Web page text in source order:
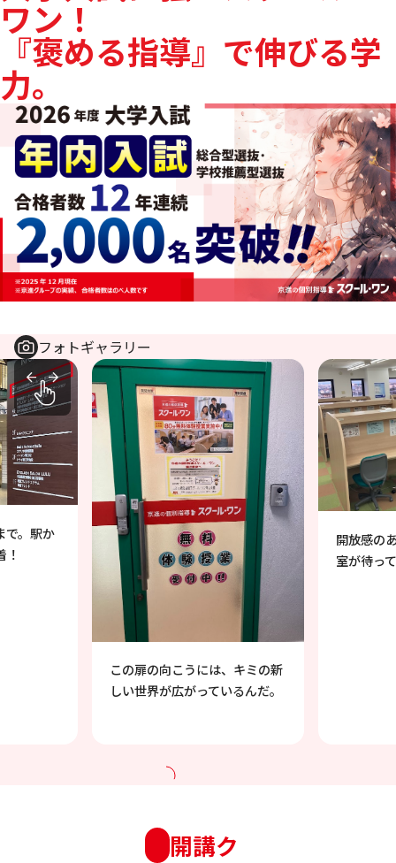
ワン！
『褒める指導』で伸びる学
力。
フォトギャラリー
で。駅か
！
この扉の向こうには、キミの新
しい世界が広がっているんだ。
開放感の
室が待っ
開講ク